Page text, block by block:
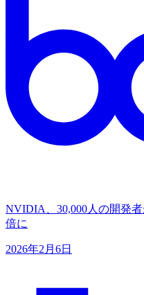
NVIDIA、30,000人の開発
倍に
2026年2月6日